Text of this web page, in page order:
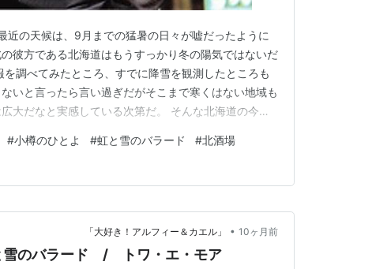
近の天候は、9月までの猛暑の日々が嘘だったように
彼方である北海道はもうすっかり冬の陽気ではないだ
調べてみたところ、すでに降雪を観測したところも
いと言ったら言い過ぎだがそこまで寒くはない地域も
大だなと実感している次第だ。 そんな北海道の今の
する北海道だ。 『北酒場』を歌う細川たかしは北海
ちなみに「まっかりむら…
#小樽のひとよ #虹と雪のバラード #北酒場
！アルフィー＆カエル」 • 10ヶ月前
雪のバラード / トワ・エ・モア